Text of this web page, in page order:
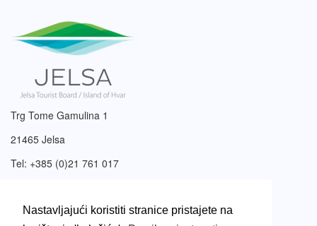
Nastavljajući koristiti stranice pristajete na
Trg Tome Gamulina 1
21465 Jelsa
Tel: +385 (0)21 761 017